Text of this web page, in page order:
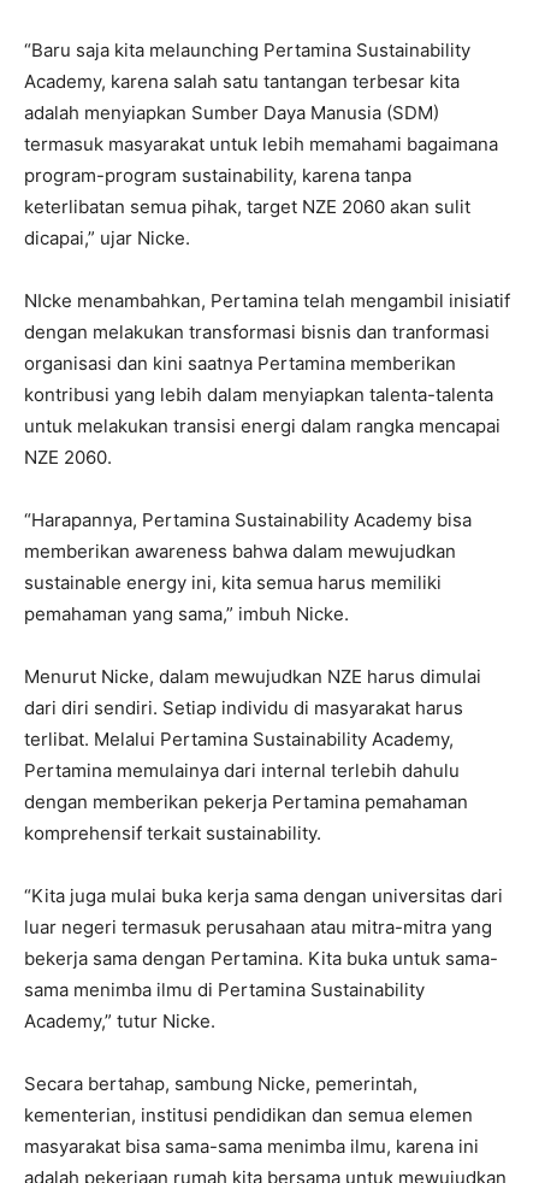
“Baru saja kita melaunching Pertamina Sustainability
Academy, karena salah satu tantangan terbesar kita
adalah menyiapkan Sumber Daya Manusia (SDM)
termasuk masyarakat untuk lebih memahami bagaimana
program-program sustainability, karena tanpa
keterlibatan semua pihak, target NZE 2060 akan sulit
dicapai,” ujar Nicke.
NIcke menambahkan, Pertamina telah mengambil inisiatif
dengan melakukan transformasi bisnis dan tranformasi
organisasi dan kini saatnya Pertamina memberikan
kontribusi yang lebih dalam menyiapkan talenta-talenta
untuk melakukan transisi energi dalam rangka mencapai
NZE 2060.
“Harapannya, Pertamina Sustainability Academy bisa
memberikan awareness bahwa dalam mewujudkan
sustainable energy ini, kita semua harus memiliki
pemahaman yang sama,” imbuh Nicke.
Menurut Nicke, dalam mewujudkan NZE harus dimulai
dari diri sendiri. Setiap individu di masyarakat harus
terlibat. Melalui Pertamina Sustainability Academy,
Pertamina memulainya dari internal terlebih dahulu
dengan memberikan pekerja Pertamina pemahaman
komprehensif terkait sustainability.
“Kita juga mulai buka kerja sama dengan universitas dari
luar negeri termasuk perusahaan atau mitra-mitra yang
bekerja sama dengan Pertamina. Kita buka untuk sama-
sama menimba ilmu di Pertamina Sustainability
Academy,” tutur Nicke.
Secara bertahap, sambung Nicke, pemerintah,
kementerian, institusi pendidikan dan semua elemen
masyarakat bisa sama-sama menimba ilmu, karena ini
adalah pekerjaan rumah kita bersama untuk mewujudkan